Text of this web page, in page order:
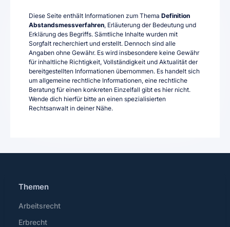
Diese Seite enthält Informationen zum Thema Definition
Abstandsmessverfahren, Erläuterung der Bedeutung und
Erklärung des Begriffs. Sämtliche Inhalte wurden mit
Sorgfalt recherchiert und erstellt. Dennoch sind alle
Angaben ohne Gewähr. Es wird insbesondere keine Gewähr
für inhaltliche Richtigkeit, Vollständigkeit und Aktualität der
bereitgestellten Informationen übernommen. Es handelt sich
um allgemeine rechtliche Informationen, eine rechtliche
Beratung für einen konkreten Einzelfall gibt es hier nicht.
Wende dich hierfür bitte an einen spezialisierten
Rechtsanwalt in deiner Nähe.
Themen
Arbeitsrecht
Erbrecht